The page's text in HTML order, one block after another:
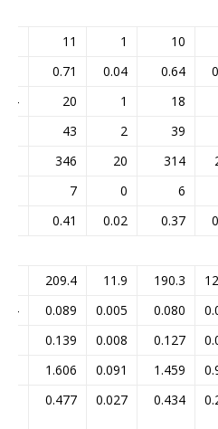
10
1
11
0.64
0.04
0.71
18
1
20
14
39
2
43
314
20
346
6
0
7
0.37
0.02
0.41
190.3
11.9
209.4
0.080
0.005
0.089
0.127
0.008
0.139
1.459
0.091
1.606
0.434
0.027
0.477